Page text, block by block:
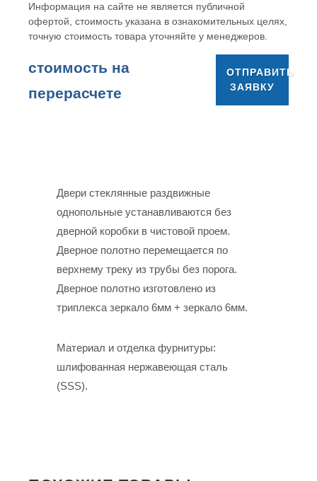
Информация на сайте не является публичной
офертой, стоимость указана в ознакомительных целях,
точную стоимость товара уточняйте у менеджеров.
cтоимость на
перерасчете
ОТПРАВИТЬ
ЗАЯВКУ
Двери стеклянные раздвижные
однопольные устанавливаются без
дверной коробки в чистовой проем.
Дверное полотно перемещается по
верхнему треку из трубы без порога.
Дверное полотно изготовлено из
триплекса зеркало 6мм + зеркало 6мм.
Материал и отделка фурнитуры:
шлифованная нержавеющая сталь
(SSS).